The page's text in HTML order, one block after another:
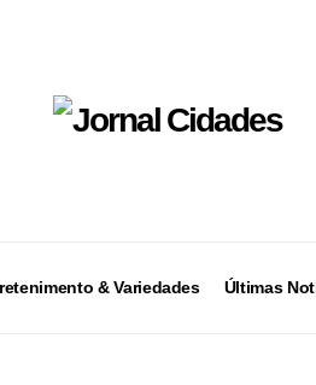
& Variedades Últimas